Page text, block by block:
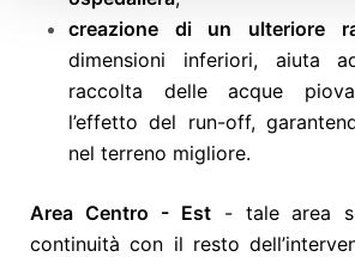
creazione di un ulteriore
dimensioni inferiori, aiuta
raccolta delle acque
l’effetto del run-off,
nel terreno migliore.
Area Centro - Est- tale area
continuità con il resto